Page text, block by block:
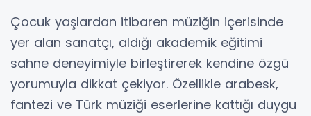
Çocuk yaşlardan itibaren müziğin içerisinde
yer alan sanatçı, aldığı akademik eğitimi
sahne deneyimiyle birleştirerek kendine özgü
yorumuyla dikkat çekiyor. Özellikle arabesk,
fantezi ve Türk müziği eserlerine kattığı duygu